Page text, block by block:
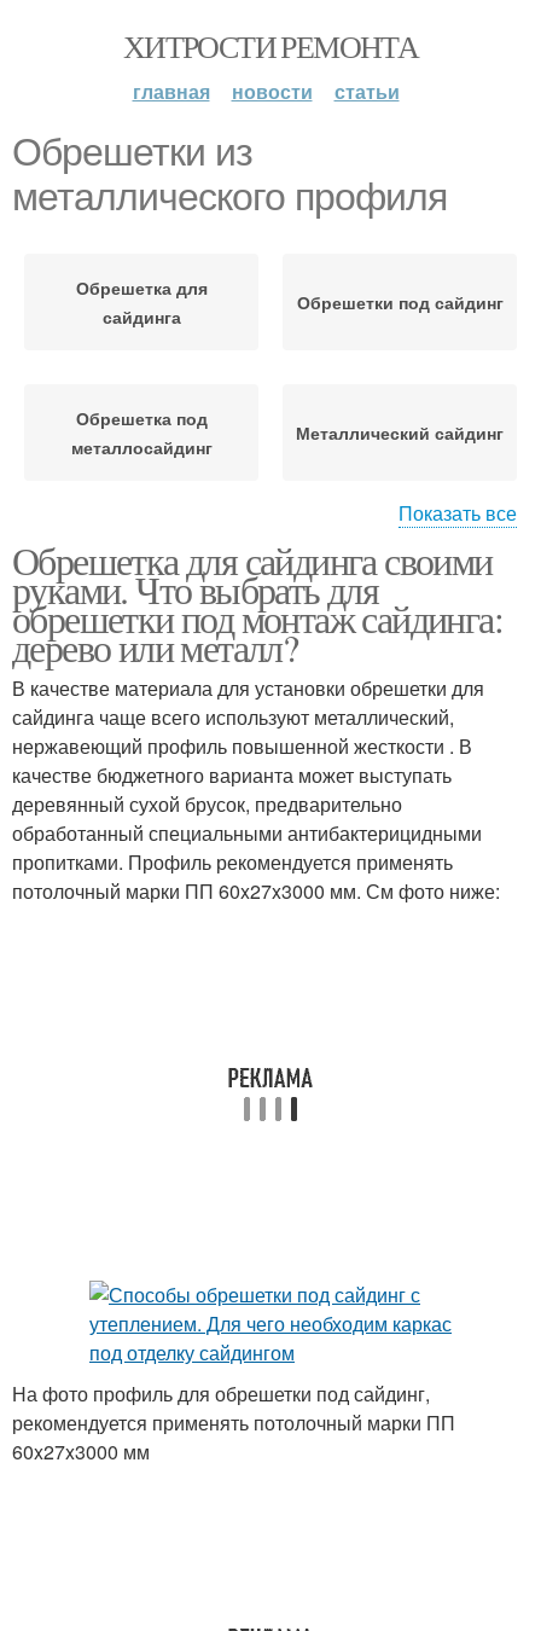
ХИТРОСТИ РЕМОНТА
главная новости статьи
Обрешетки из
металлического профиля
Обрешетка для
сайдинга
Обрешетки под сайдинг
Обрешетка под
металлосайдинг
Металлический сайдинг
профиль
цокольный сайдинг
Обрешетка под сайдинг
Обрешетка под
утеплитель
Металлическая
обрешетка
Профиль под сайдинг
Показать все
Обрешетка для сайдинга своими
руками. Что выбрать для
обрешетки под монтаж сайдинга:
дерево или металл?
В качестве материала для установки обрешетки для
сайдинга чаще всего используют металлический,
нержавеющий профиль повышенной жесткости . В
качестве бюджетного варианта может выступать
деревянный сухой брусок, предварительно
обработанный специальными антибактерицидными
пропитками. Профиль рекомендуется применять
потолочный марки ПП 60x27x3000 мм. См фото ниже:
На фото профиль для обрешетки под сайдинг,
рекомендуется применять потолочный марки ПП
60x27x3000 мм